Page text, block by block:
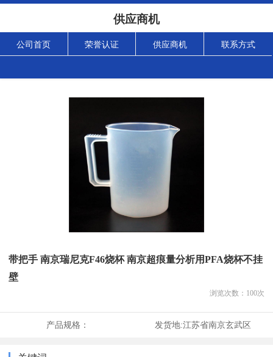
供应商机
公司首页 荣誉认证 供应商机 联系方式
带把手 南京瑞尼克F46烧杯 南京超痕量分析用PFA烧杯不挂
壁
浏览次数： 100次
产品规格： 发货地:江苏省南京玄武区